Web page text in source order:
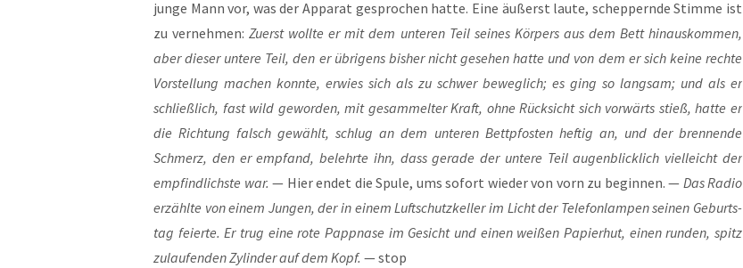
jun­ge Mann vor, was der Appa­rat gespro­chen hat­te. Eine äußerst lau­te, schep­pern­de Stim­me ist
zu ver­neh­men:Zuerst woll­te er mit dem unte­ren Teil sei­nes Kör­pers aus dem Bett hin­aus­kom­men,
aber die­ser unte­re Teil, den er übri­gens bis­her nicht gese­hen hat­te und von dem er sich kei­ne rech­te
Vor­stel­lung machen konn­te, erwies sich als zu schwer beweg­lich; es ging so lang­sam; und als er
schließ­lich, fast wild gewor­den, mit gesam­mel­ter Kraft, ohne Rück­sicht sich vor­wärts stieß, hat­te er
die Rich­tung falsch gewählt, schlug an dem unte­ren Bett­pfos­ten hef­tig an, und der bren­nen­de
Schmerz, den er emp­fand, belehr­te ihn, dass gera­de der unte­re Teil augen­blick­lich viel­leicht der
emp­find­lichs­te war. — Hier endet die Spu­le, ums sofort wie­der von vorn zu begin­nen. — Das Radio
erzähl­te von einem Jun­gen, der in einem Luft­schutz­kel­ler im Licht der Tele­fon­lam­pen sei­nen Geburts­
tag fei­er­te. Er trug eine rote Papp­na­se im Gesicht und einen wei­ßen Papier­hut, einen run­den, spitz
zulau­fen­den Zylin­der auf dem Kopf. — stop